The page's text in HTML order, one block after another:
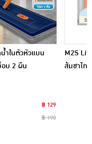
ำในตัวหัวแบน
บ 2 ผืน
฿ 129
฿ 190
M2S
ส้มชาไท